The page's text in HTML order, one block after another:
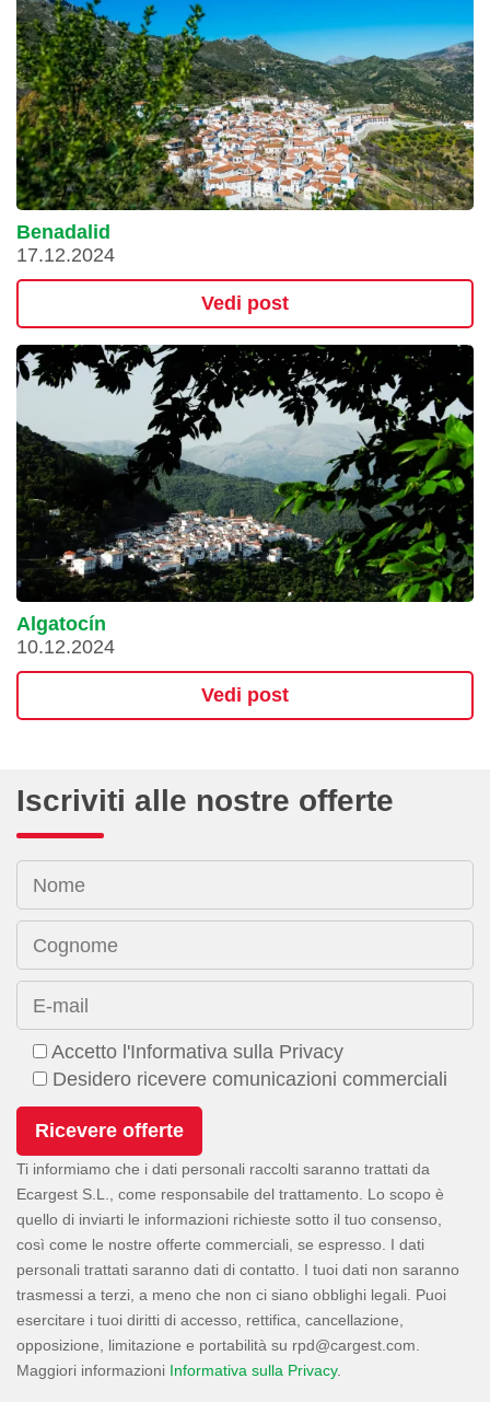
Benadalid
17.12.2024
Vedi post
Algatocín
10.12.2024
Vedi post
Iscriviti alle nostre offerte
Nome
Cognome
E-mail
Accetto l'Informativa sulla Privacy
Desidero ricevere comunicazioni commerciali
Ti informiamo che i dati personali raccolti saranno trattati da
Ecargest S.L., come responsabile del trattamento. Lo scopo è
quello di inviarti le informazioni richieste sotto il tuo consenso,
così come le nostre offerte commerciali, se espresso. I dati
personali trattati saranno dati di contatto. I tuoi dati non saranno
trasmessi a terzi, a meno che non ci siano obblighi legali. Puoi
esercitare i tuoi diritti di accesso, rettifica, cancellazione,
opposizione, limitazione e portabilità su
Maggiori informazioni Informativa sulla Privacy.